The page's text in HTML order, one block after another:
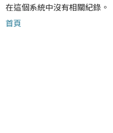
在這個系統中沒有相關紀錄。
首頁